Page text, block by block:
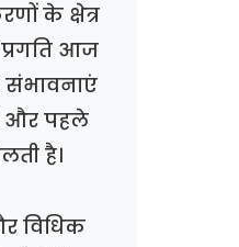
के क्षेत्र
आज
संभावनाएं
और पहले
है।
विधिक